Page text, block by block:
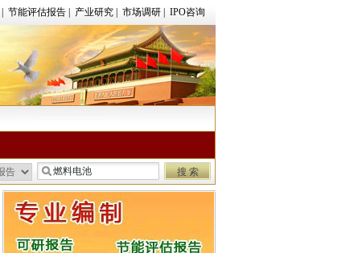
节能评估报告 产业研究 市场调研 IPO咨询